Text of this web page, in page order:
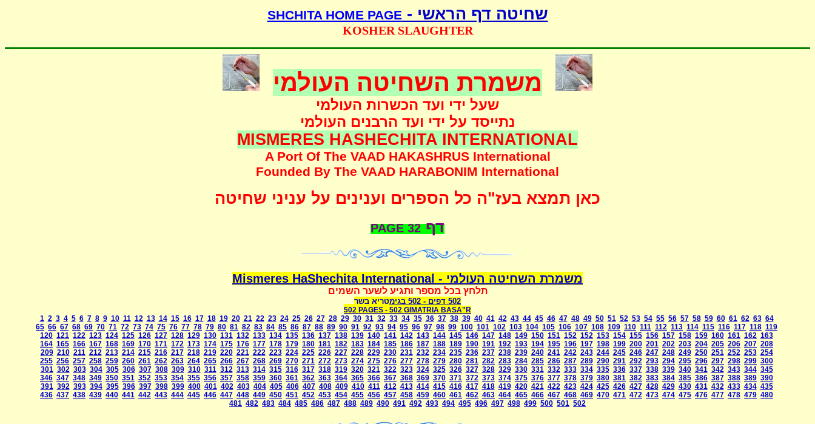
שחיטה דף הראשי -SHCHITA HOME PAGE
KOSHER SLAUGHTER
משמרת השחיטה העולמי
שעל ידי ועד הכשרות העולמי
נתייסד על ידי ועד הרבנים העולמי
MISMERES HASHECHITA INTERNATIONAL
A Port Of The VAAD HAKASHRUS International
Founded By The VAAD HARABONIM International
כאן תמצא בעז"ה כל הספרים וענינים על עניני שחיטה
דף 32
PAGE
משמרת השחיטה העולמי - Mismeres HaShechita International
תלחץ בכל מספר ותגיע לשער השמים
502 דפים - 502 בגימטריא בשר
502 PAGES - 502 GIMATRIA BASA"R
1 2 3 4 5 6 7 8 9 10 11 12 13 14 15 16 17 18 19 20 21 22 23 24 25 26 27 28 29 30 31 32 33 34 35 36 37 38 39 40 41 42 43 44 45 46 47 48 49 50 51 52 53 54 55 56 57 58 59 60 61 62 63 64
65 66 67 68 69 70 71 72 73 74 75 76 77 78 79 80 81 82 83 84 85 86 87 88 89 90 91 92 93 94 95 96 97 98 99 100 101 102 103 104 105 106 107 108 109 110 111 112 113 114 115 116 117 118 119
120 121 122 123 124 125 126 127 128 129 130 131 132 133 134 135 136 137 138 139 140 141 142 143 144 145 146 147 148 149 150 151 152 152 153 154 155 156 157 158 159 160 161 162 163
164 165 166 167 168 169 170 171 172 173 174 175 176 177 178 179 180 181 182 183 184 185 186 187 188 189 190 191 192 193 194 195 196 197 198 199 200 201 202 203 204 205 206 207 208
209 210 211 212 213 214 215 216 217 218 219 220 221 222 223 224 225 226 227 228 229 230 231 232 234 235 236 237 238 239 240 241 242 243 244 245 246 247 248 249 250 251 252 253 254
255 256 257 258 259 260 261 262 263 264 265 266 267 268 269 270 271 272 273 274 275 276 277 278 279 280 281 282 283 284 285 286 287 289 290 291 292 293 294 295 296 297 298 299 300
301 302 303 304 305 306 307 308 309 310 311 312 313 314 315 316 317 318 319 320 321 322 323 324 325 326 327 328 329 330 331 332 333 334 335 336 337 338 339 340 341 342 343 344 345
346 347 348 349 350 351 352 353 354 355 356 357 358 359 360 361 362 363 364 365 366 367 368 369 370 371 372 373 374 375 376 377 378 379 380 381 382 383 384 385 386 387 388 389 390
391 392 393 394 395 396 397 398 399 400 401 402 403 404 405 406 407 408 409 410 411 412 413 414 415 416 417 418 419 420 421 422 423 424 425 426 427 428 429 430 431 432 433 434 435
436 437 438 439 440 441 442 443 444 445 446 447 448 449 450 451 452 453 454 455 456 457 458 459 460 461 462 463 464 465 466 467 468 469 470 471 472 473 474 475 476 477 478 479 480
481 482 483 484 485 486 487 488 489 490 491 492 493 494 495 496 497 498 499 500 501 502